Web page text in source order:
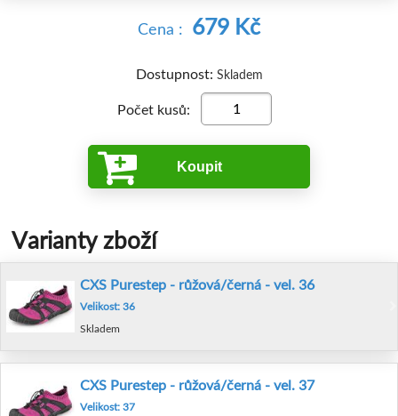
Cena : 679 Kč
Dostupnost: Skladem
Počet kusů:
Koupit
Varianty zboží
CXS Purestep - růžová/černá - vel. 36
Velikost: 36
Skladem
CXS Purestep - růžová/černá - vel. 37
Velikost: 37